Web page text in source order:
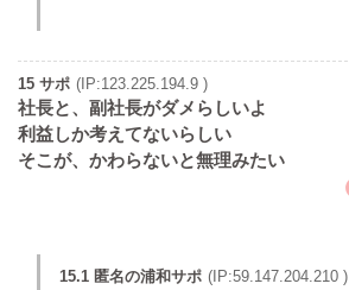
15 サポ (IP:123.225.194.9 )
社長と、副社長がダメらしいよ
利益しか考えてないらしい
そこが、かわらないと無理みたい
15.1 匿名の浦和サポ (IP:59.147.204.210 )